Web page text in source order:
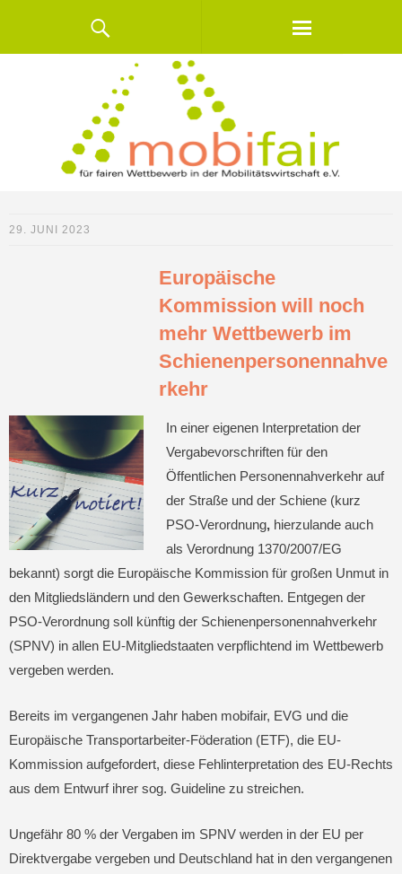
29. JUNI 2023
Europäische
Kommission will noch
mehr Wettbewerb im
Schienenpersonennahve
rkehr
In einer eigenen Interpretation der
Vergabevorschriften für den
Öffentlichen Personennahverkehr auf
der Straße und der Schiene (kurz
PSO-Verordnung, hierzulande auch
als Verordnung 1370/2007/EG
bekannt) sorgt die Europäische Kommission für großen Unmut in
den Mitgliedsländern und den Gewerkschaften. Entgegen der
PSO-Verordnung soll künftig der Schienenpersonennahverkehr
(SPNV) in allen EU-Mitgliedstaaten verpflichtend im Wettbewerb
vergeben werden.
Bereits im vergangenen Jahr haben mobifair, EVG und die
Europäische Transportarbeiter-Föderation (ETF), die EU-
Kommission aufgefordert, diese Fehlinterpretation des EU-Rechts
aus dem Entwurf ihrer sog. Guideline zu streichen.
Ungefähr 80 % der Vergaben im SPNV werden in der EU per
Direktvergabe vergeben und Deutschland hat in den vergangenen